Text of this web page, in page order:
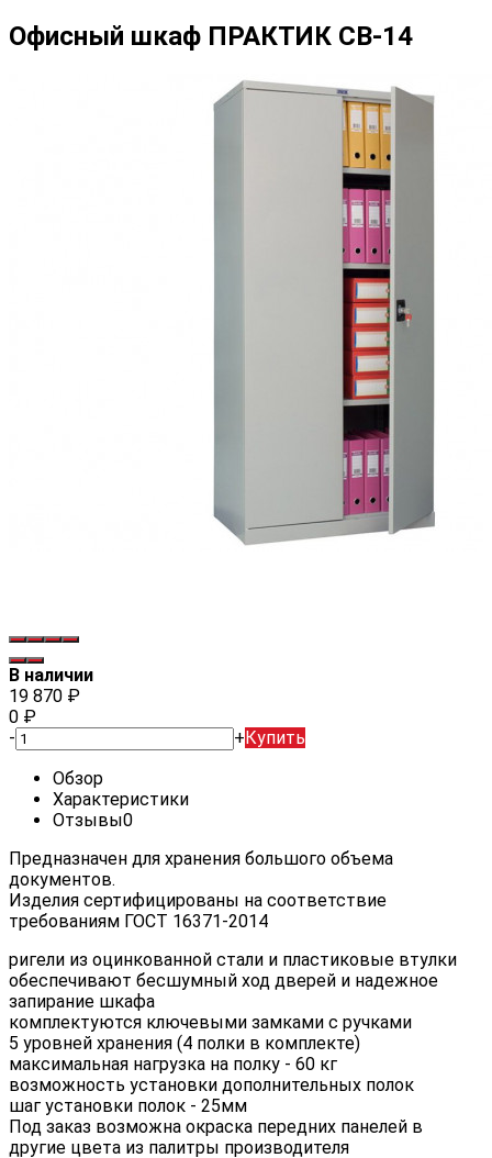
Офисный шкаф ПРАКТИК CB-14
В наличии
19 870 ₽
0 ₽
-
+Купить
Обзор
Характеристики
Отзывы0
Предназначен для хранения большого объема
документов.
Изделия сертифицированы на соответствие
требованиям ГОСТ 16371-2014
ригели из оцинкованной стали и пластиковые втулки
обеспечивают бесшумный ход дверей и надежное
запирание шкафа
комплектуются ключевыми замками с ручками
5 уровней хранения (4 полки в комплекте)
максимальная нагрузка на полку - 60 кг
возможность установки дополнительных полок
шаг установки полок - 25мм
Под заказ возможна окраска передних панелей в
другие цвета из палитры производителя